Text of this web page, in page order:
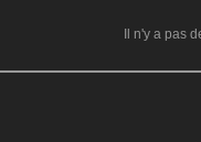
Il n'y a pas